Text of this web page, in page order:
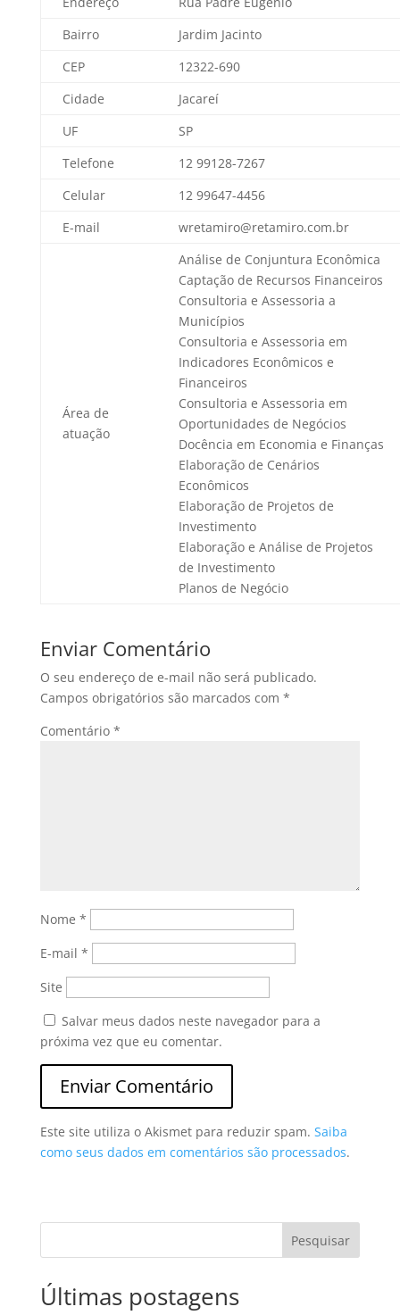
Bairro
Jardim Jacinto
CEP
12322-690
Cidade
Jacareí
UF
SP
Telefone
12 99128-7267
Celular
12 99647-4456
E-mail
wretamiro@retamiro.com.br
Área de
atuação
Análise de Conjuntura Econômica
Captação de Recursos Financeiros
Consultoria e Assessoria a
Municípios
Consultoria e Assessoria em
Indicadores Econômicos e
Financeiros
Consultoria e Assessoria em
Oportunidades de Negócios
Docência em Economia e Finanças
Elaboração de Cenários
Econômicos
Elaboração de Projetos de
Investimento
Elaboração e Análise de Projetos
de Investimento
Planos de Negócio
Enviar Comentário
O seu endereço de e-mail não será publicado.
Campos obrigatórios são marcados com *
Comentário *
Nome *
E-mail *
Site
Salvar meus dados neste navegador para a
próxima vez que eu comentar.
Este site utiliza o Akismet para reduzir spam. Saiba
como seus dados em comentários são processados.
Pesquisar
Últimas postagens